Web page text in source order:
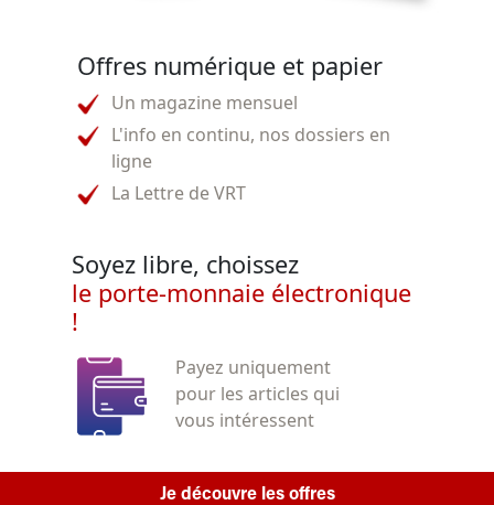
Offres numérique et papier
Un magazine mensuel
L'info en continu, nos dossiers en
ligne
La Lettre de VRT
Soyez libre, choissez
le porte-monnaie électronique
!
Payez uniquement
pour les articles qui
vous intéressent
Je découvre les offres